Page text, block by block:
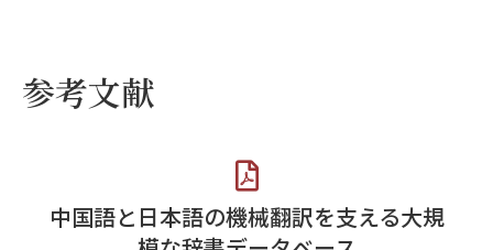
参考文献
中国語と日本語の機械翻訳を支える大規